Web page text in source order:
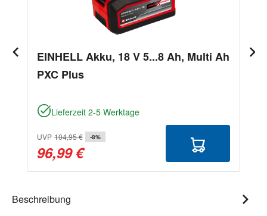
EINHELL Akku, 18 V 5...8 Ah, Multi Ah
PXC Plus
Lieferzeit 2-5 Werktage
UVP 104,95 € -8%
96,99 €
Beschreibung